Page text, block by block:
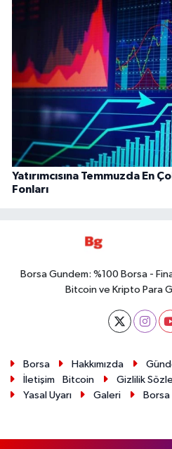
Yatırımcısına Temmuzda En
Fonları
Borsa Gundem: %100 Borsa -
Bitcoin ve Kripto Para
Borsa Hakkımızda
İletişim
Bitcoin Gizlilik
Yasal Uyarı
Galeri